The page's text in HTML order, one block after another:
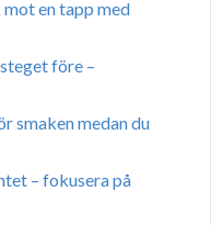
en tapp med
före –
smaken medan du
– fokusera på